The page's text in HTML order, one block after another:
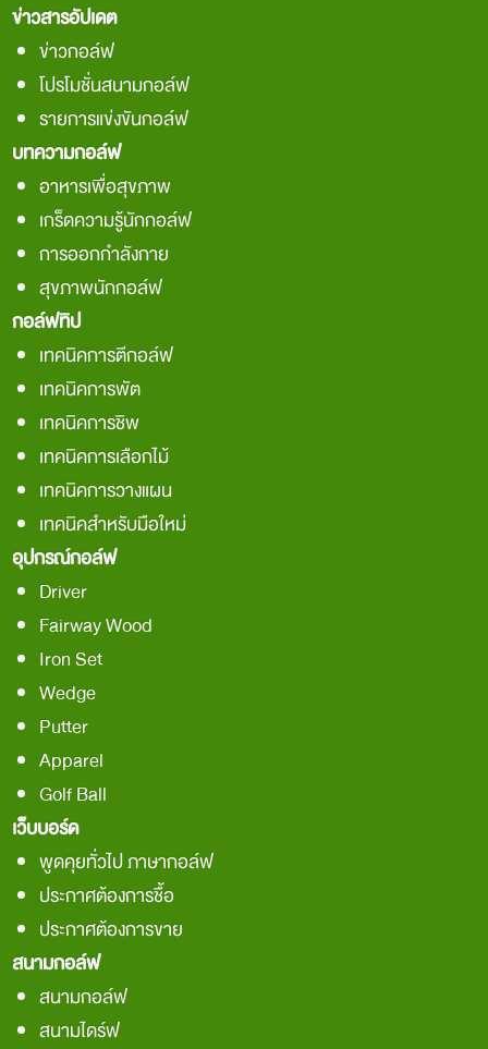
ข่าวสารอัปเดต
ข่าวกอล์ฟ
โปรโมชั่นสนามกอล์ฟ
รายการแข่งขันกอล์ฟ
บทความกอล์ฟ
อาหารเพื่อสุขภาพ
เกร็ดความรู้นักกอล์ฟ
การออกกำลังกาย
สุขภาพนักกอล์ฟ
กอล์ฟทิป
เทคนิคการตีกอล์ฟ
เทคนิคการพัต
เทคนิคการชิพ
เทคนิคการเลือกไม้
เทคนิคการวางแผน
เทคนิคสำหรับมือใหม่
อุปกรณ์กอล์ฟ
Driver
Fairway Wood
Iron Set
Wedge
Putter
Apparel
Golf Ball
เว็บบอร์ด
พูดคุยทั่วไป ภาษากอล์ฟ
ประกาศต้องการชื้อ
ประกาศต้องการขาย
สนามกอล์ฟ
สนามกอล์ฟ
สนามไดร์ฟ